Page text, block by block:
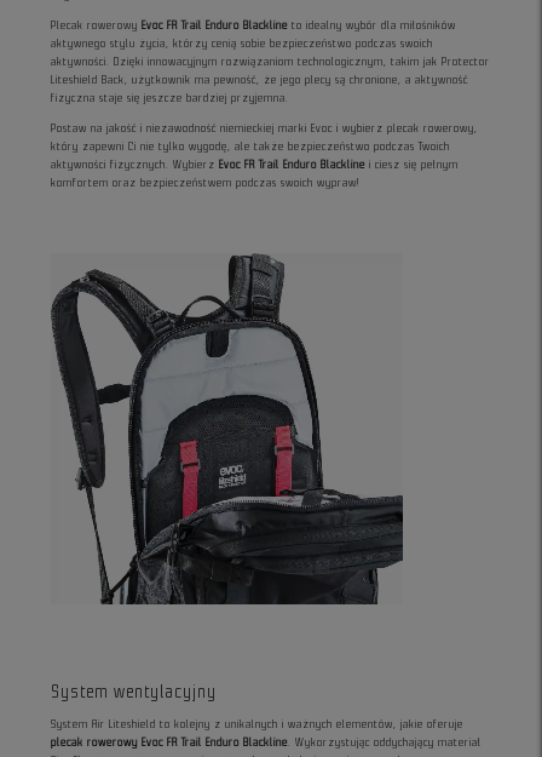
Plecak rowerowy Evoc FR Trail Enduro Blackline to idealny wybór dla miłośników
aktywnego stylu życia, którzy cenią sobie bezpieczeństwo podczas swoich
aktywności. Dzięki innowacyjnym rozwiązaniom technologicznym, takim jak Protector
Liteshield Back, użytkownik ma pewność, że jego plecy są chronione, a aktywność
fizyczna staje się jeszcze bardziej przyjemna.
Postaw na jakość i niezawodność niemieckiej marki Evoc i wybierz plecak rowerowy,
który zapewni Ci nie tylko wygodę, ale także bezpieczeństwo podczas Twoich
aktywności fizycznych. Wybierz Evoc FR Trail Enduro Blackline i ciesz się pełnym
komfortem oraz bezpieczeństwem podczas swoich wypraw!
System wentylacyjny
System Air Liteshield to kolejny z unikalnych i ważnych elementów, jakie oferuje
plecak rowerowy Evoc FR Trail Enduro Blackline
. Wykorzystując oddychający materiał